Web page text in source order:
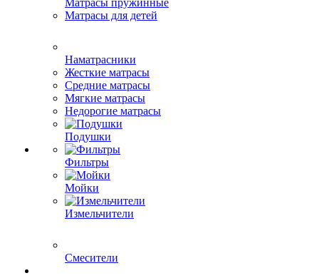
Матрасы пружинные
Матрасы для детей
Наматрасники
Жесткие матрасы
Средние матрасы
Мягкие матрасы
Недорогие матрасы
Подушки
Фильтры
Мойки
Измельчители
Смесители